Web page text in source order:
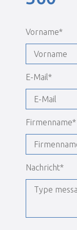
Vorname*
E-Mail*
Firmenname*
Nachricht*